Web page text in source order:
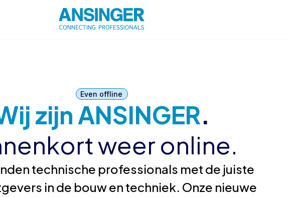
Even offline
zijn ANSINGER.
weer online.
technische professionals met de juiste
in de bouw en techniek. Onze nieuwe